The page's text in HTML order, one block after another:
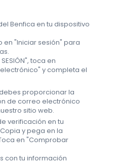
Benfica en tu dispositivo
en "Iniciar sesión" para
toca en
y completa el
proporcionar la
de correo electrónico
sitio web.
verificación en tu
y pega en la
en "Comprobar
con tu información